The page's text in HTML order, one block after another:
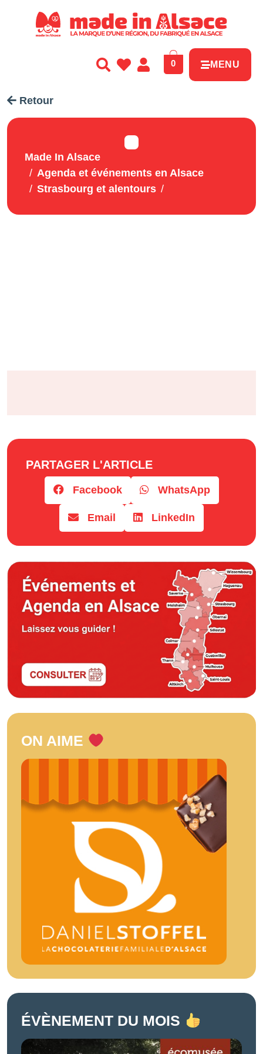
0 MENU
Retour
Made In Alsace
Agenda et événements en Alsace
Strasbourg et alentours
PARTAGER L'ARTICLE
Facebook WhatsApp
Email LinkedIn
ON AIME
ÉVÈNEMENT DU MOIS